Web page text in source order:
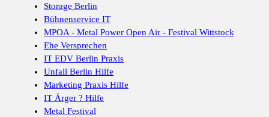
Storage Berlin
Bühnenservice IT
MPOA - Metal Power Open Air - Festival Wittstock
Ehe Versprechen
IT EDV Berlin Praxis
Unfall Berlin Hilfe
Marketing Praxis Hilfe
IT Ärger ? Hilfe
Metal Festival